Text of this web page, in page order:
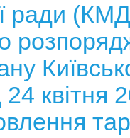
ради
квітня